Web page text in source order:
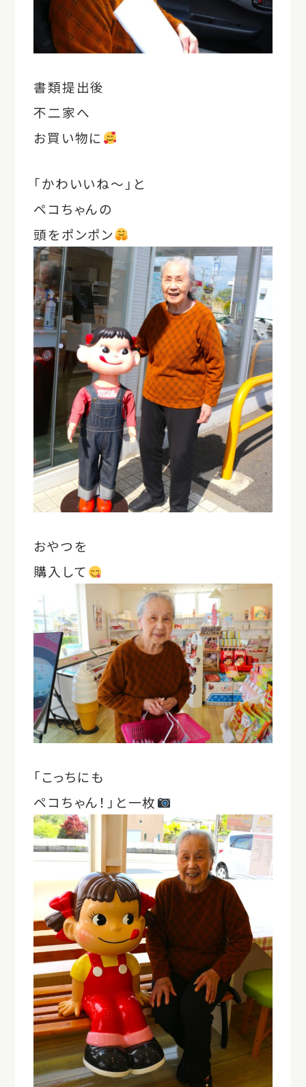
書類提出後
不二家へ
お買い物に
「かわいいね～」と
ペコちゃんの
頭をポンポン
おやつを
購入して
「こっちにも
ペコちゃん！」と一枚